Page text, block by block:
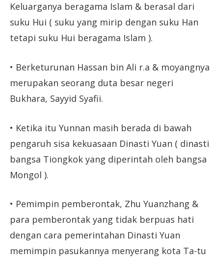
Keluarganya beragama Islam & berasal dari
suku Hui ( suku yang mirip dengan suku Han
tetapi suku Hui beragama Islam ).
• Berketurunan Hassan bin Ali r.a & moyangnya
merupakan seorang duta besar negeri
Bukhara, Sayyid Syafii.
• Ketika itu Yunnan masih berada di bawah
pengaruh sisa kekuasaan Dinasti Yuan ( dinasti
bangsa Tiongkok yang diperintah oleh bangsa
Mongol ).
• Pemimpin pemberontak, Zhu Yuanzhang &
para pemberontak yang tidak berpuas hati
dengan cara pemerintahan Dinasti Yuan
memimpin pasukannya menyerang kota Ta-tu